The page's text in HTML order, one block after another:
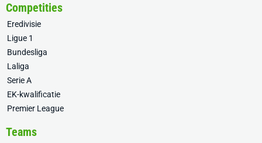
Competities
Eredivisie
Ligue 1
Bundesliga
Laliga
Serie A
EK-kwalificatie
Premier League
Teams